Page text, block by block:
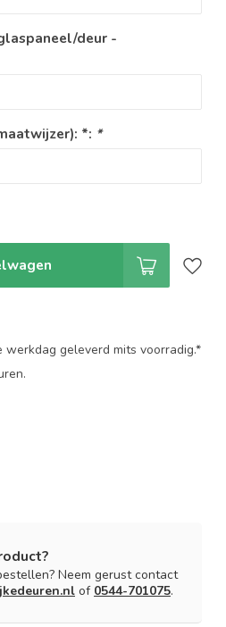
deur -
*: *
geleverd mits voorradig.*
Neem gerust contact
of 0544-701075.